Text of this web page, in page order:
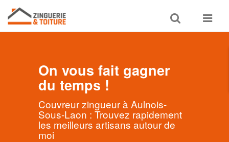
Toggle
search
Toggle
On vous fait gagner
du temps !
Couvreur zingueur à Aulnois-
Sous-Laon : Trouvez rapidement
les meilleurs artisans autour de
moi